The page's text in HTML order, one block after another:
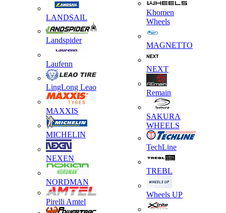
LANDSAIL
Landspider
Laufenn
LingLong Leao
MAXXIS
MICHELIN
NEXEN
NORDMAN
Pirelli Amtel
Khomen
Wheels
MAGNETTO
NEXT
Remain
SAKURA
WHEELS
TechLine
TREBL
Wheels UP